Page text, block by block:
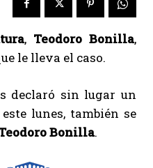
, Teodoro Bonilla,
le lleva el caso.
declaró sin lugar un
lunes, también se
Bonilla.